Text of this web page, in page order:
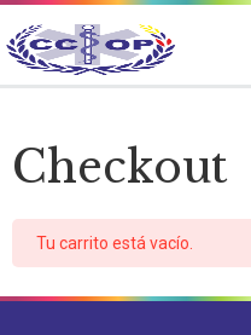
Checkout
Tu carrito está vacío.